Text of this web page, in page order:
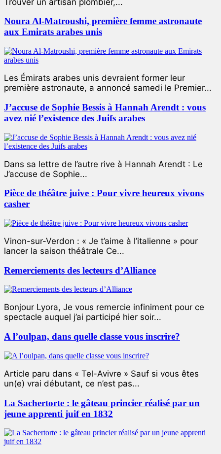
Noura Al-Matroushi, première femme astronaute
aux Emirats arabes unis
Les Émirats arabes unis devraient former leur
première astronaute, a annoncé samedi le Premier...
J’accuse de Sophie Bessis à Hannah Arendt : vous
avez nié l’existence des Juifs arabes
Dans sa lettre de l’autre rive à Hannah Arendt : Le
J’accuse de Sophie...
Pièce de théâtre juive : Pour vivre heureux vivons
casher
Vinon-sur-Verdon : « Je t’aime à l’italienne » pour
lancer la saison théâtrale Ce...
Remerciements des lecteurs d’Alliance
Bonjour Lyora, Je vous remercie infiniment pour ce
spectacle auquel j’ai participé hier soir...
A l’oulpan, dans quelle classe vous inscrire?
Article paru dans « Tel-Avivre » Sauf si vous êtes
un(e) vrai débutant, ce n’est pas...
La Sachertorte : le gâteau princier réalisé par un
jeune apprenti juif en 1832